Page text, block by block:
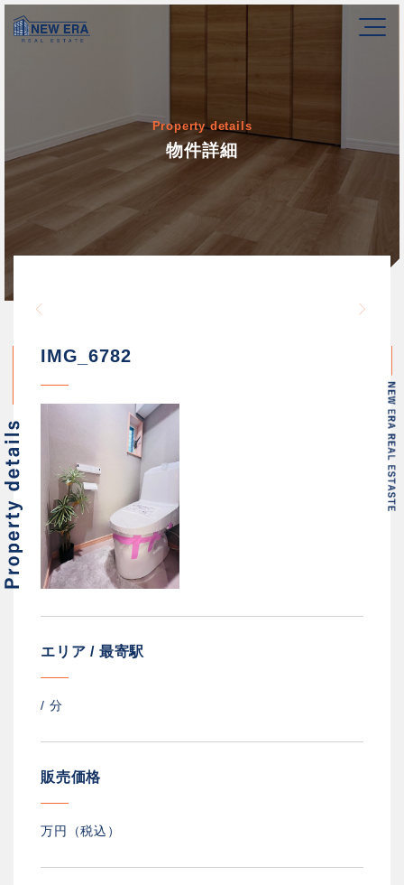
Property details
物件詳細
/home/newerakk/
IMG_6782
エリア / 最寄駅
/ 分
販売価格
万円（税込）